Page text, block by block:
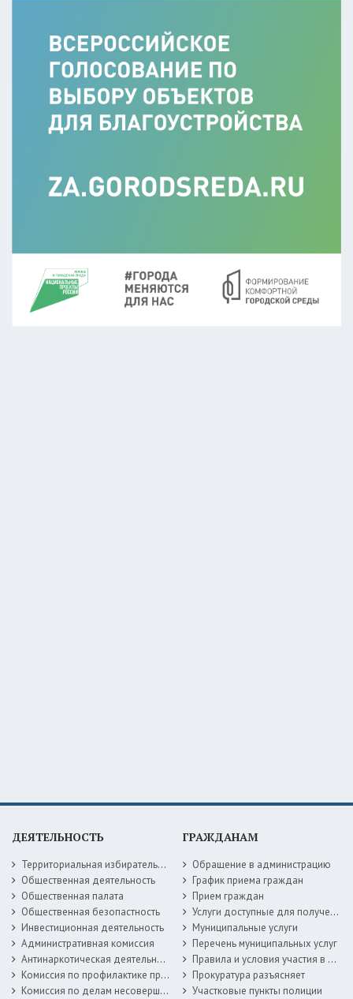
ДЕЯТЕЛЬНОСТЬ
Территориальная избирательная комиссия
Общественная деятельность
Общественная палата
Общественная безопастность
Инвестиционная деятельность
Административная комиссия
Антинаркотическая деятельность
Комиссия по профилактике правонарушений
Комиссия по делам несовершеннолетних
ГРАЖДАНАМ
Обращение в администрацию
График приема граждан
Прием граждан
Услуги доступные для получения в электронной форме
Муниципальные услуги
Перечень муниципальных услуг
Правила и условия участия в жилищных программах
Прокуратура разъясняет
Участковые пункты полиции